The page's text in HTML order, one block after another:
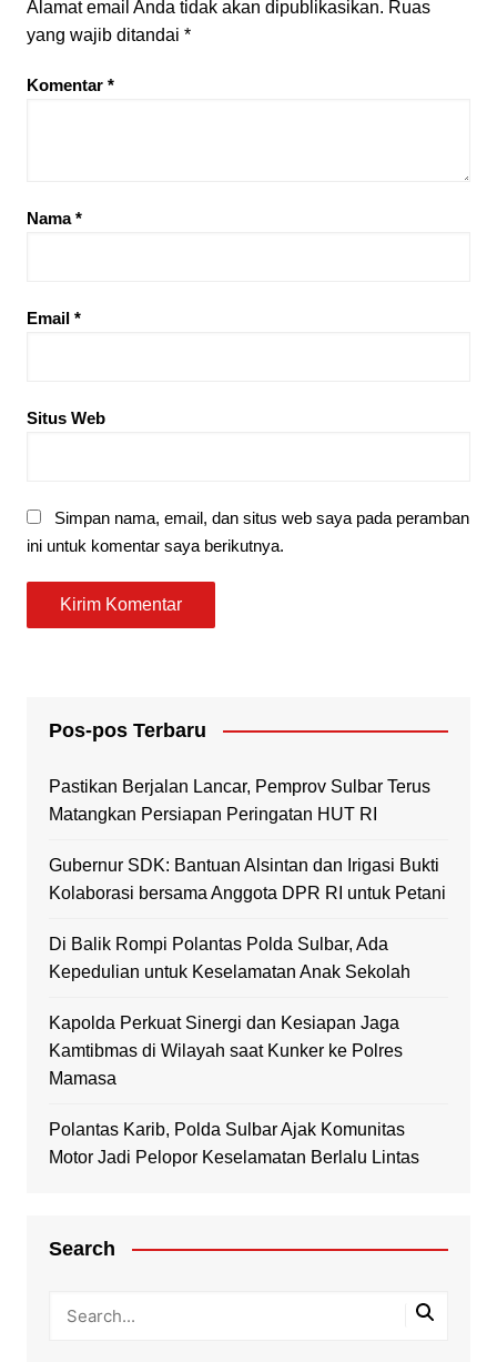
Alamat email Anda tidak akan dipublikasikan. Ruas
yang wajib ditandai *
Komentar *
Nama*
Email *
Situs Web
Simpan nama, email, dan situs web saya pada peramban
ini untuk komentar saya berikutnya.
Pos-pos Terbaru
Pastikan Berjalan Lancar, Pemprov Sulbar Terus
Matangkan Persiapan Peringatan HUT RI
Gubernur SDK: Bantuan Alsintan dan Irigasi Bukti
Kolaborasi bersama Anggota DPR RI untuk Petani
Di Balik Rompi Polantas Polda Sulbar, Ada
Kepedulian untuk Keselamatan Anak Sekolah
Kapolda Perkuat Sinergi dan Kesiapan Jaga
Kamtibmas di Wilayah saat Kunker ke Polres
Mamasa
Polantas Karib, Polda Sulbar Ajak Komunitas
Motor Jadi Pelopor Keselamatan Berlalu Lintas
Search